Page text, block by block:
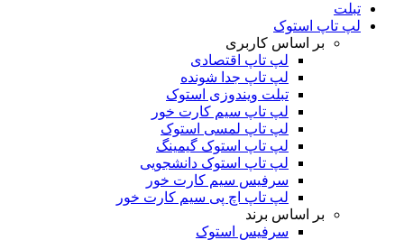
تبلت
لپ تاپ استوک
بر اساس کاربری
لپ تاپ اقتصادی
لپ تاپ جدا شونده
تبلت ویندوزی استوک
لپ تاپ سیم کارت خور
لپ تاپ لمسی استوک
لپ تاپ استوک گیمینگ
لپ تاپ استوک دانشجویی
سرفیس سیم کارت خور
لپ تاپ اچ پی سیم کارت خور
بر اساس برند
سرفیس استوک